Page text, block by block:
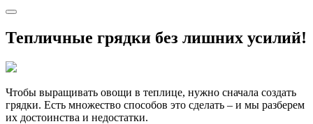
Тепличные грядки без лишних усилий!
Чтобы выращивать овощи в теплице, нужно сначала создать
грядки. Есть множество способов это сделать – и мы разберем
их достоинства и недостатки.